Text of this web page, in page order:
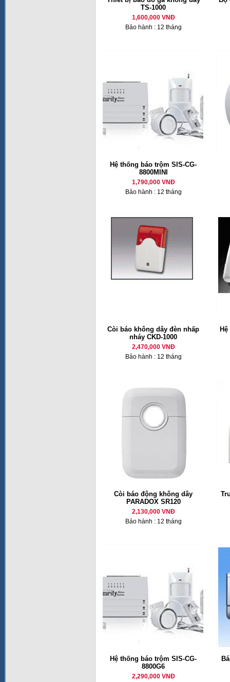
TS-1000
1,600,000 VNĐ
Bảo hành : 12 tháng
Hệ thống báo trộm SIS-CG-
8800MINI
1,790,000 VNĐ
Bảo hành : 12 tháng
Còi báo không dây đèn nhấp
nháy CKD-1000
2,470,000 VNĐ
Bảo hành : 12 tháng
Còi báo động không dây
PARADOX SR120
2,130,000 VNĐ
Bảo hành : 12 tháng
Hệ thống báo trộm SIS-CG-
8800G6
2,290,000 VNĐ